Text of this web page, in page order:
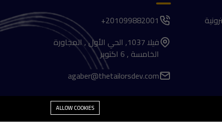
201099882001+
فيلا 1037, الحي الأول , المجاورة
الخامسة , 6 اكتوبر
agaber@thetailorsdev.com
ALLOW COOKIES